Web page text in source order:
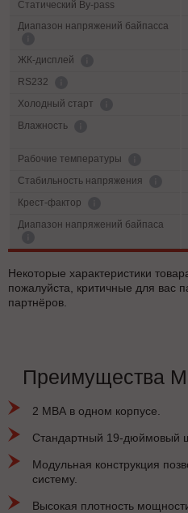
Статический By-pass
Диапазон напряжений байпасса
ЖК-дисплей
RS232
Холодный старт
Влажность
Рабочие температуры
Cтабильность напряжения
Крест-фактор
Диапазон напряжений байпаса
Некоторые характеристики
пожалуйста, критичные для вас
партнёров.
Преимущества
2 МВА в одном корпусе.
Стандартный 19-дюймовый
Модульная конструкция
систему.
Высокая плотность